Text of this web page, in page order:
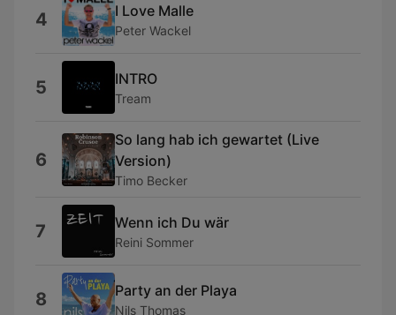
4 I Love Malle
Peter Wackel
5 INTRO
Tream
6
So lang hab ich gewartet (Live
Version)
Timo Becker
7 Wenn ich Du wär
Reini Sommer
8 Party an der Playa
Nils Thomas